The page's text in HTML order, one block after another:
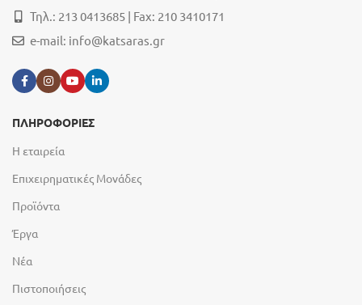
Τηλ.: 213 0413685 | Fax: 210 3410171
e-mail: info@katsaras.gr
ΠΛΗΡΟΦΟΡΙΕΣ
Η εταιρεία
Επιχειρηματικές Μονάδες
Προϊόντα
Έργα
Νέα
Πιστοποιήσεις